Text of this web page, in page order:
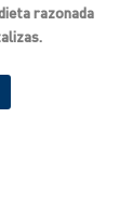
razonada